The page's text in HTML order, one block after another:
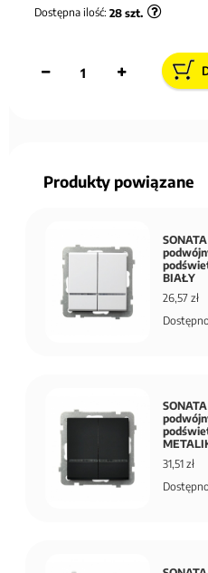
Dostępna ilość: 28 szt.
Produkty powiązane
BIAŁY
26,57 zł
31,51 zł